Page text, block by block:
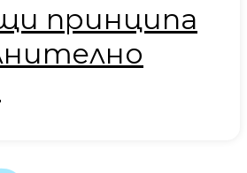
принципа